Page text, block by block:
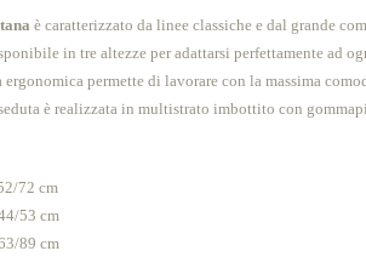
è caratterizzato da linee classiche e dal grande
in tre altezze per adattarsi perfettamente ad
ergonomica permette di lavorare con la massima
è realizzata in multistrato imbottito con
72 cm
53 cm
89 cm